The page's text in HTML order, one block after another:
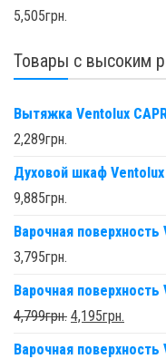
5,505грн.
Товары с высоким
Вытяжка Ventolux
2,289грн.
Духовой шкаф Ventolux
9,885грн.
Варочная поверхность
3,795грн.
Варочная поверхность
4,799грн. 4,195грн.
Варочная поверхность